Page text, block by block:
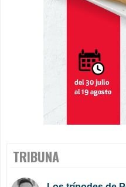
TRIBUNA